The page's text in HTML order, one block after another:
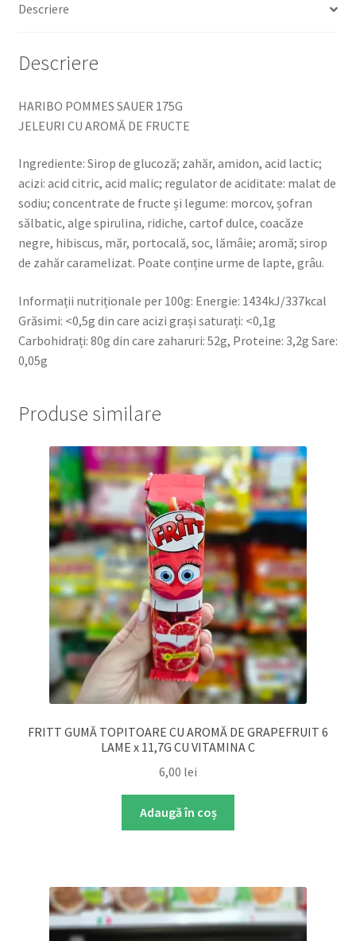
DE
Descriere
Descriere
HARIBO POMMES SAUER 175G
JELEURI CU AROMĂ DE FRUCTE
Ingrediente: Sirop de glucoză; zahăr, amidon, acid lactic;
acizi: acid citric, acid malic; regulator de aciditate: malat de
sodiu; concentrate de fructe și legume: morcov, șofran
sălbatic, alge spirulina, ridiche, cartof dulce, coacăze
negre, hibiscus, măr, portocală, soc, lămâie; aromă; sirop
de zahăr caramelizat. Poate conține urme de lapte, grâu.
Informații nutriționale per 100g: Energie: 1434kJ/337kcal
Grăsimi: <0,5g din care acizi grași saturați: <0,1g
Carbohidrați: 80g din care zaharuri: 52g, Proteine: 3,2g Sare:
0,05g
Produse similare
FRITT GUMĂ TOPITOARE CU AROMĂ DE GRAPEFRUIT 6
LAME x 11,7G CU VITAMINA C
6,00 lei
Adaugă în coș